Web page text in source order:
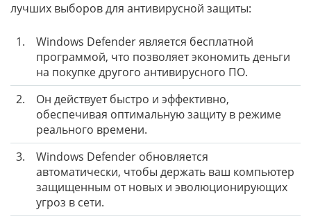
лучших выборов для антивирусной защиты:
1.
Windows Defender является бесплатной
программой, что позволяет экономить деньги
на покупке другого антивирусного ПО.
2.
Он действует быстро и эффективно,
обеспечивая оптимальную защиту в режиме
реального времени.
3.
Windows Defender обновляется
автоматически, чтобы держать ваш компьютер
защищенным от новых и эволюционирующих
угроз в сети.